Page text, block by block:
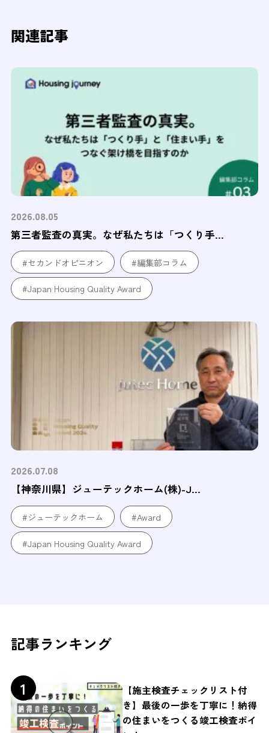
関連記事
2026.08.05
第三者監査の真実。なぜ私たちは「つくり手...
#セカンドオピニオン #編集部コラム
#Japan Housing Quality Award
2026.07.08
【神奈川県】ジューテックホーム(株)-J...
#ジューテックホーム #Award
#Japan Housing Quality Award
記事ランキング
【施主検査チェックリスト付
き】最後の一歩を丁寧に！納得
の住まいをつくる竣工検査ポイ